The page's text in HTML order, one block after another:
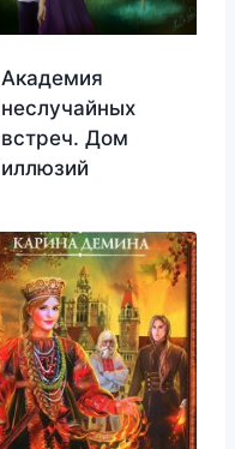
Академия
неслучайных
встреч. Дом
иллюзий